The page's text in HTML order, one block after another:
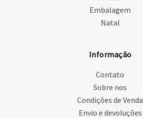
Embalagem
Natal
Informação
Contato
Sobre nos
Condições de Venda
Envio e devoluções